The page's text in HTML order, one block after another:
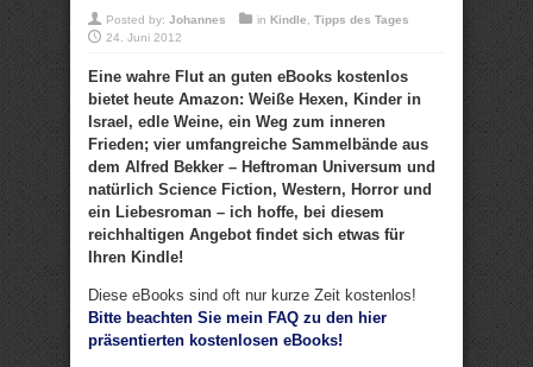
Posted by: Johannes in Kindle
Tipps des Tages
24. Juni 2012
Eine wahre Flut an guten eBooks kostenlos
bietet heute Amazon: Weiße Hexen, Kinder in
Israel, edle Weine, ein Weg zum inneren
Frieden; vier umfangreiche Sammelbände aus
dem Alfred Bekker – Heftroman Universum und
natürlich Science Fiction, Western, Horror und
ein Liebesroman – ich hoffe, bei diesem
reichhaltigen Angebot findet sich etwas für
Ihren Kindle!
Diese eBooks sind oft nur kurze Zeit kostenlos!
Bitte beachten Sie mein FAQ zu den hier
präsentierten kostenlosen eBooks!